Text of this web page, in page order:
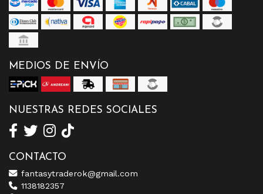
MEDIOS DE ENVÍO
NUESTRAS REDES SOCIALES
CONTACTO
fantasytraderok@gmail.com
1138182357